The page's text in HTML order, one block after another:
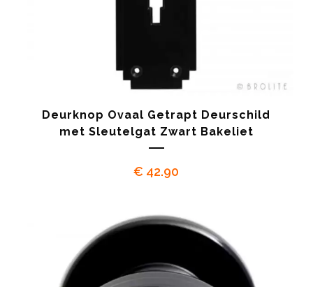
Deurknop Ovaal Getrapt Deurschild
met Sleutelgat Zwart Bakeliet
€ 42.90